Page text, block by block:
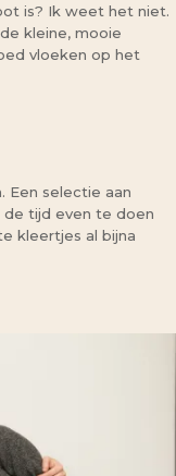
is? Ik weet het niet.
kleine, mooie
vloeken op het
Een selectie aan
de tijd even te doen
kleertjes al bijna